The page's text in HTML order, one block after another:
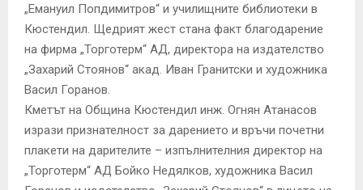
„Емануил Попдимитров“ и училищните библиотеки в
Кюстендил. Щедрият жест стана факт благодарение
на фирма „Торготерм“ АД, директора на издателство
„Захарий Стоянов“ акад. Иван Гранитски и художника
Васил Горанов.
Кметът на Община Кюстендил инж. Огнян Атанасов
изрази признателност за дарението и връчи почетни
плакети на дарителите – изпълнителния директор на
„Торготерм“ АД Бойко Недялков, художника Васил